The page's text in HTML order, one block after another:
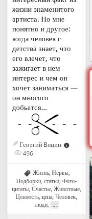
жизни знаменитого
артиста. Но мне
понятно и другое:
когда человек с
детства знает, что
его влечет, что
зажигает в нем
интерес и чем он
хочет заниматься —
он многого
добьется...
Георгий Bицин
496
Жизнь, Нервы,
Подборки, статьи, Фото-
цитаты, Счастье, Животные,
Ценность, цена, Человек,
люди, ...